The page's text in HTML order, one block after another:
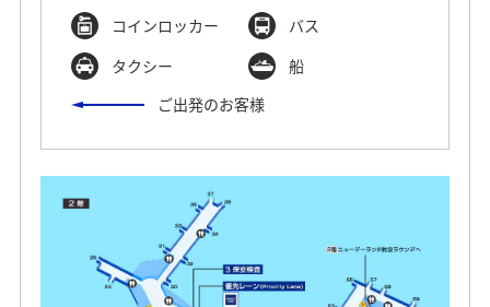
コインロッカー
バス
タクシー
船
ご出発のお客様